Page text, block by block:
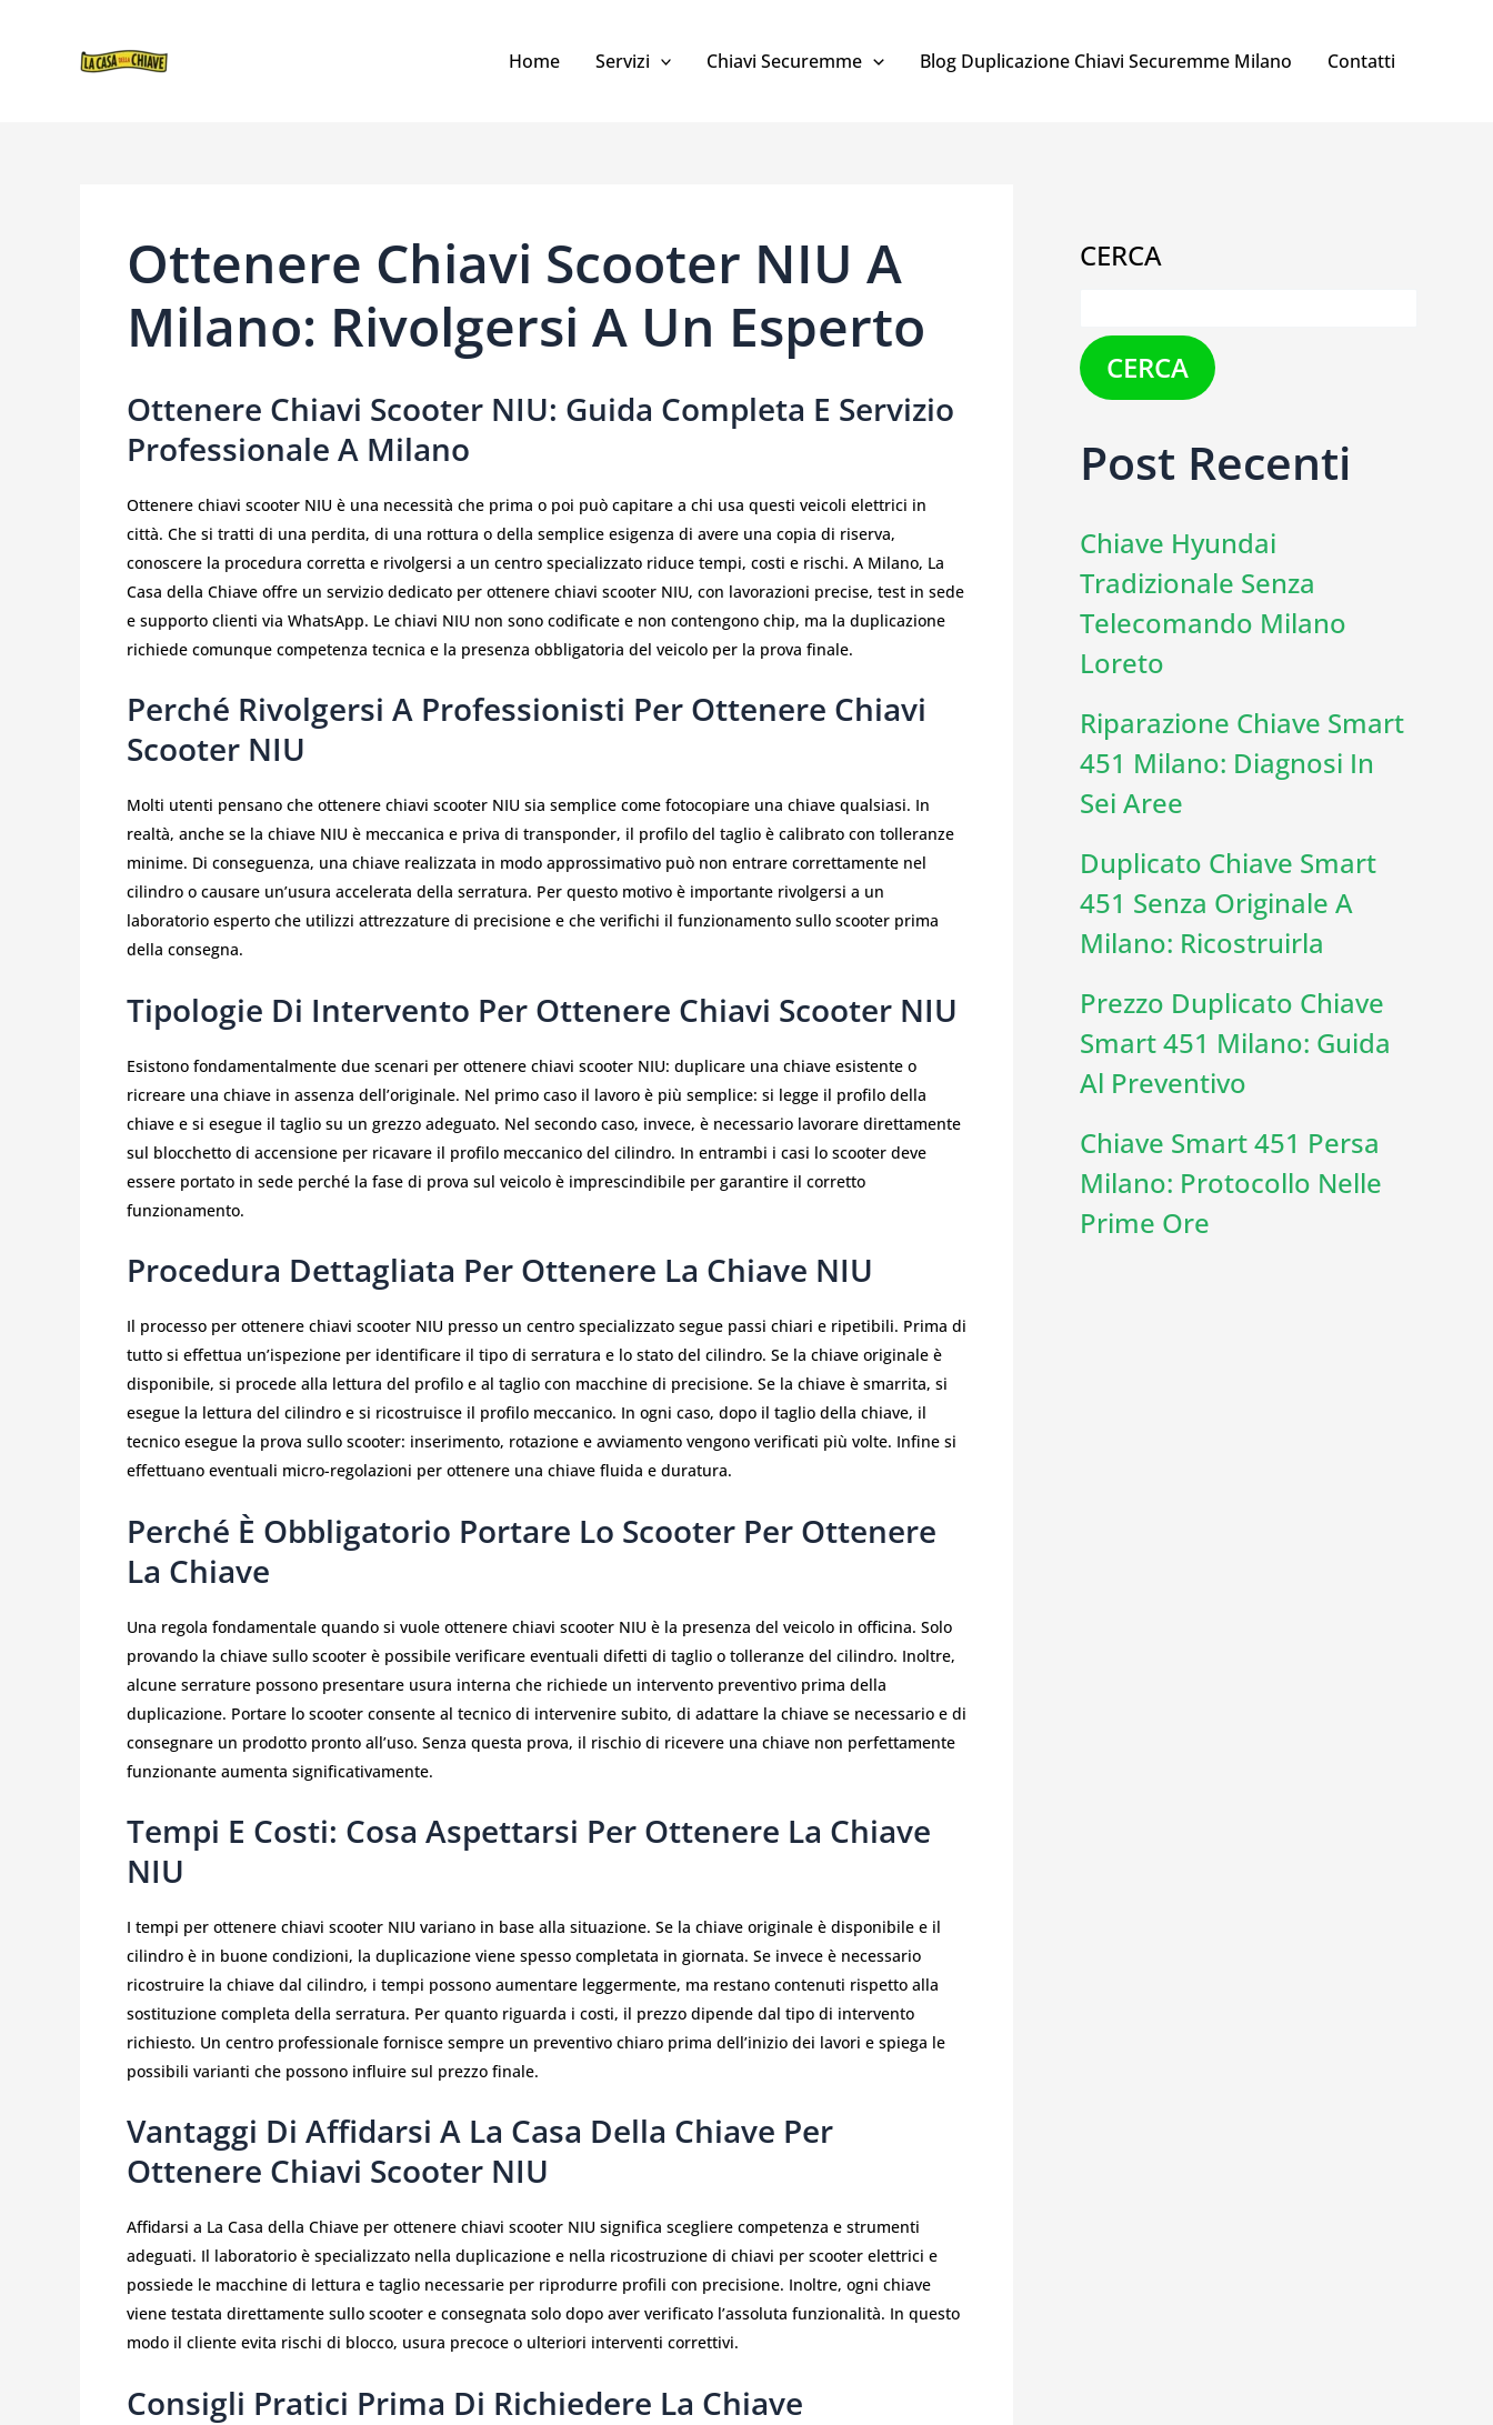
CONTENUTO
Home Servizi Chiavi Securemme Blog Duplicazione Chiavi Securemme Milano Contatti
Ottenere Chiavi Scooter NIU A
Milano: Rivolgersi A Un Esperto
Ottenere Chiavi Scooter NIU: Guida Completa E Servizio
Professionale A Milano
Ottenere chiavi scooter NIU è una necessità che prima o poi può capitare a chi usa questi veicoli elettrici in
città. Che si tratti di una perdita, di una rottura o della semplice esigenza di avere una copia di riserva,
conoscere la procedura corretta e rivolgersi a un centro specializzato riduce tempi, costi e rischi. A Milano, La
Casa della Chiave offre un servizio dedicato per ottenere chiavi scooter NIU, con lavorazioni precise, test in sede
e supporto clienti via WhatsApp. Le chiavi NIU non sono codificate e non contengono chip, ma la duplicazione
richiede comunque competenza tecnica e la presenza obbligatoria del veicolo per la prova finale.
Perché Rivolgersi A Professionisti Per Ottenere Chiavi
Scooter NIU
Molti utenti pensano che ottenere chiavi scooter NIU sia semplice come fotocopiare una chiave qualsiasi. In
realtà, anche se la chiave NIU è meccanica e priva di transponder, il profilo del taglio è calibrato con tolleranze
minime. Di conseguenza, una chiave realizzata in modo approssimativo può non entrare correttamente nel
cilindro o causare un’usura accelerata della serratura. Per questo motivo è importante rivolgersi a un
laboratorio esperto che utilizzi attrezzature di precisione e che verifichi il funzionamento sullo scooter prima
della consegna.
Tipologie Di Intervento Per Ottenere Chiavi Scooter NIU
Esistono fondamentalmente due scenari per ottenere chiavi scooter NIU: duplicare una chiave esistente o
ricreare una chiave in assenza dell’originale. Nel primo caso il lavoro è più semplice: si legge il profilo della
chiave e si esegue il taglio su un grezzo adeguato. Nel secondo caso, invece, è necessario lavorare direttamente
sul blocchetto di accensione per ricavare il profilo meccanico del cilindro. In entrambi i casi lo scooter deve
essere portato in sede perché la fase di prova sul veicolo è imprescindibile per garantire il corretto
funzionamento.
Procedura Dettagliata Per Ottenere La Chiave NIU
Il processo per ottenere chiavi scooter NIU presso un centro specializzato segue passi chiari e ripetibili. Prima di
tutto si effettua un’ispezione per identificare il tipo di serratura e lo stato del cilindro. Se la chiave originale è
disponibile, si procede alla lettura del profilo e al taglio con macchine di precisione. Se la chiave è smarrita, si
esegue la lettura del cilindro e si ricostruisce il profilo meccanico. In ogni caso, dopo il taglio della chiave, il
tecnico esegue la prova sullo scooter: inserimento, rotazione e avviamento vengono verificati più volte. Infine si
effettuano eventuali micro-regolazioni per ottenere una chiave fluida e duratura.
Perché È Obbligatorio Portare Lo Scooter Per Ottenere
La Chiave
Una regola fondamentale quando si vuole ottenere chiavi scooter NIU è la presenza del veicolo in officina. Solo
provando la chiave sullo scooter è possibile verificare eventuali difetti di taglio o tolleranze del cilindro. Inoltre,
alcune serrature possono presentare usura interna che richiede un intervento preventivo prima della
duplicazione. Portare lo scooter consente al tecnico di intervenire subito, di adattare la chiave se necessario e di
consegnare un prodotto pronto all’uso. Senza questa prova, il rischio di ricevere una chiave non perfettamente
funzionante aumenta significativamente.
Tempi E Costi: Cosa Aspettarsi Per Ottenere La Chiave
NIU
I tempi per ottenere chiavi scooter NIU variano in base alla situazione. Se la chiave originale è disponibile e il
cilindro è in buone condizioni, la duplicazione viene spesso completata in giornata. Se invece è necessario
ricostruire la chiave dal cilindro, i tempi possono aumentare leggermente, ma restano contenuti rispetto alla
sostituzione completa della serratura. Per quanto riguarda i costi, il prezzo dipende dal tipo di intervento
richiesto. Un centro professionale fornisce sempre un preventivo chiaro prima dell’inizio dei lavori e spiega le
possibili varianti che possono influire sul prezzo finale.
Vantaggi Di Affidarsi A La Casa Della Chiave Per
Ottenere Chiavi Scooter NIU
Affidarsi a La Casa della Chiave per ottenere chiavi scooter NIU significa scegliere competenza e strumenti
adeguati. Il laboratorio è specializzato nella duplicazione e nella ricostruzione di chiavi per scooter elettrici e
possiede le macchine di lettura e taglio necessarie per riprodurre profili con precisione. Inoltre, ogni chiave
viene testata direttamente sullo scooter e consegnata solo dopo aver verificato l’assoluta funzionalità. In questo
modo il cliente evita rischi di blocco, usura precoce o ulteriori interventi correttivi.
Consigli Pratici Prima Di Richiedere La Chiave
CERCA
CERCA
Post Recenti
Chiave Hyundai
Tradizionale Senza
Telecomando Milano
Loreto
Riparazione Chiave Smart
451 Milano: Diagnosi In
Sei Aree
Duplicato Chiave Smart
451 Senza Originale A
Milano: Ricostruirla
Prezzo Duplicato Chiave
Smart 451 Milano: Guida
Al Preventivo
Chiave Smart 451 Persa
Milano: Protocollo Nelle
Prime Ore